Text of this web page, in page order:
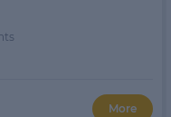
More